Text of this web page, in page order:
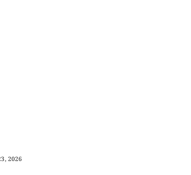
2026